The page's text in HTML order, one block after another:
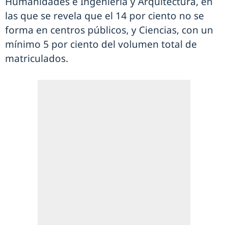
las que se revela que el 14 por ciento no se
forma en centros públicos, y Ciencias, con un
mínimo 5 por ciento del volumen total de
matriculados.